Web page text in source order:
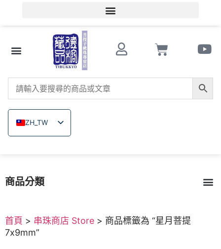
ZH_TW
EN
VI
商品分類
首頁 > 串珠商店 Store > 商品標籤為 “星月菩提
7x9mm”